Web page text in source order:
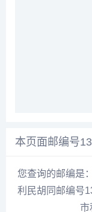
本页面邮编号
您查询的邮编是
利民胡同邮编号
市